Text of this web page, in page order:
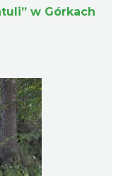
w Górkach